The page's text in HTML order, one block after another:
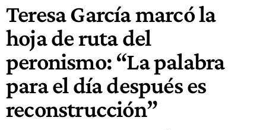
Teresa García marcó la
hoja de ruta del
peronismo: “La palabra
para el día después es
reconstrucción”